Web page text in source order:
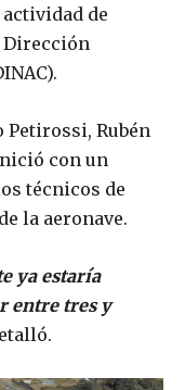
de
Dirección
Rubén
con un
técnicos de
la aeronave.
ya estaría
entre tres y